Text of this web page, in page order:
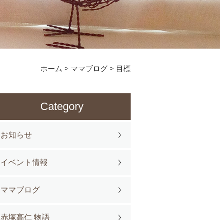
ホーム > ママブログ > 目標
Category
お知らせ
イベント情報
ママブログ
赤塚高仁 物語